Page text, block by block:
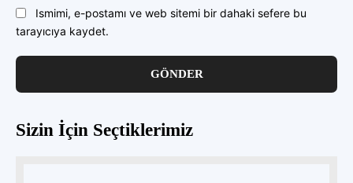
Ismimi, e-postamı ve web sitemi bir dahaki sefere bu
tarayıcıya kaydet.
Sizin İçin Seçtiklerimiz